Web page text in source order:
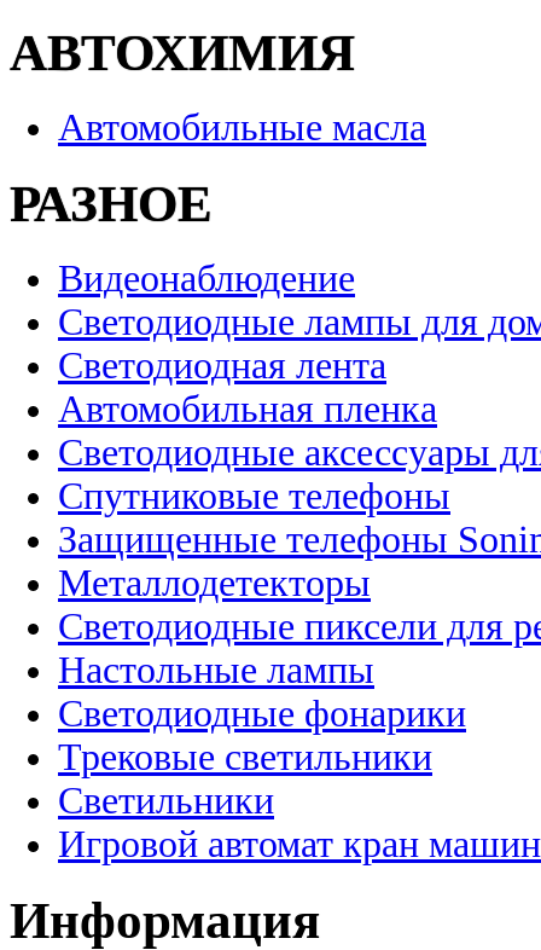
АВТОХИМИЯ
Автомобильные масла
РАЗНОЕ
Видеонаблюдение
Светодиодные лампы для
Светодиодная лента
Автомобильная пленка
Светодиодные аксессуары
Спутниковые телефоны
Защищенные телефоны
Металлодетекторы
Светодиодные пиксели для
Настольные лампы
Светодиодные фонарики
Трековые светильники
Светильники
Игровой автомат кран
Информация